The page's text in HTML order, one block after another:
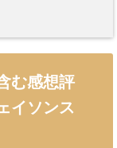
む感想評
イソンス